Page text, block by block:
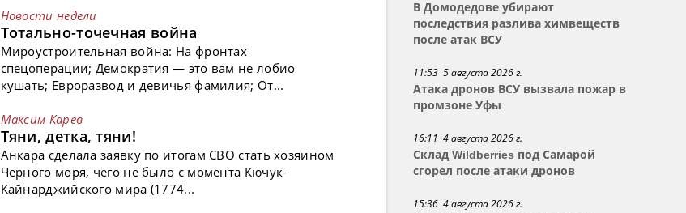
В Домодедове убирают
последствия разлива химвеществ
после атак ВСУ
11:53 5 августа 2026 г.
Атака дронов ВСУ вызвала пожар в
промзоне Уфы
16:11 4 августа 2026 г.
Склад Wildberries под Самарой
сгорел после атаки дронов
15:36 4 августа 2026 г.
Новости недели
Тотально-точечная война
Мироустроительная война: На фронтах
спецоперации; Демократия — это вам не лобио
кушать; Евроразвод и девичья фамилия; От...
Максим Карев
Тяни, детка, тяни!
Анкара сделала заявку по итогам СВО стать хозяином
Черного моря, чего не было с момента Кючук-
Кайнарджийского мира (1774...